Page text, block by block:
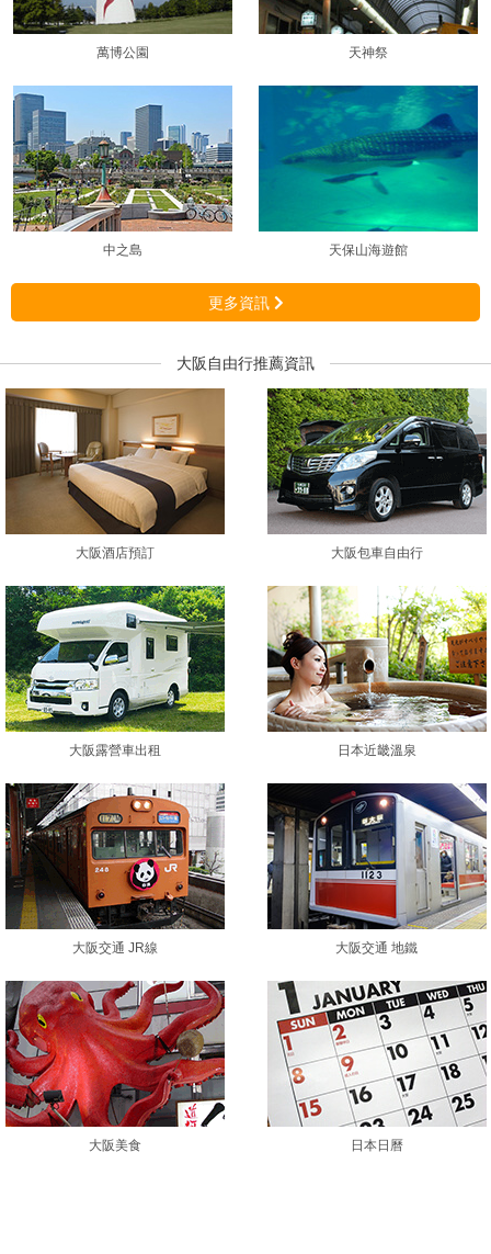
萬博公園 天神祭
中之島 天保山海遊館
更多資訊
大阪自由行推薦資訊
大阪酒店預訂 大阪包車自由行
大阪露營車出租 日本近畿溫泉
大阪交通 JR線 大阪交通 地鐵
大阪美食 日本日曆